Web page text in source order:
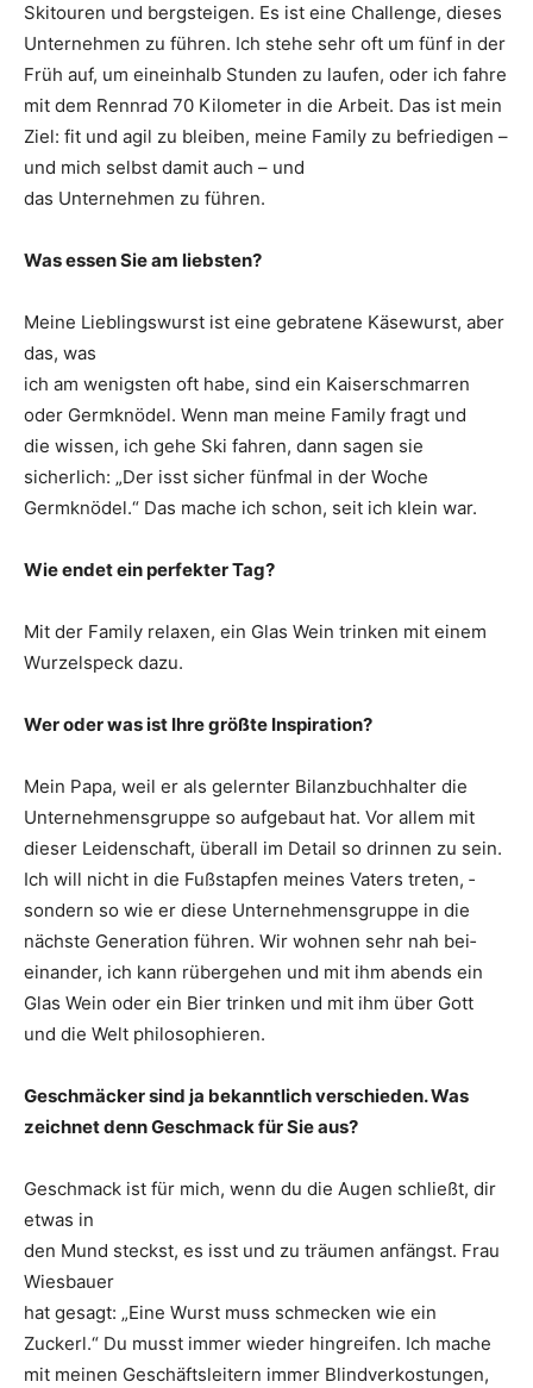
Skitouren und bergsteigen. Es ist eine Challenge, dieses
Unter­nehmen zu führen. Ich stehe sehr oft um fünf in der
Früh auf, um eineinhalb Stunden zu laufen, oder ich fahre
mit dem Rennrad 70 Kilometer in die Arbeit. Das ist mein
Ziel: fit und agil zu bleiben, meine Family zu befriedigen –
und mich selbst damit auch – und
das Unternehmen zu führen.
Was essen Sie am liebsten?
Meine Lieblingswurst ist eine ­gebratene Käsewurst, aber
das, was
ich am wenigsten oft habe, sind ein Kaiserschmarren
oder Germknödel. Wenn man meine Family fragt und
die wissen, ich gehe Ski fahren, dann sagen sie
sicherlich: „Der isst sicher fünfmal in der Woche
Germknödel.“ Das mache ich schon, seit ich klein war.
Wie endet ein perfekter Tag?
Mit der Family relaxen, ein Glas Wein trinken mit einem
Wurzelspeck dazu.
Wer oder was ist Ihre größte ­Inspiration?
Mein Papa, weil er als gelernter Bilanzbuchhalter die
Unternehmensgruppe so aufgebaut hat. Vor allem mit
dieser Leidenschaft, überall im Detail so drinnen zu sein.
Ich will nicht in die Fußstapfen meines Vaters treten, ­
sondern so wie er diese Unternehmens­gruppe in die
nächste Generation ­führen. Wir wohnen sehr nah bei­
einander, ich kann rübergehen und mit ihm abends ein
Glas Wein oder ein Bier trinken und mit ihm über Gott
und die Welt philosophieren.
Geschmäcker sind ja bekanntlich verschieden. Was
zeichnet denn Geschmack für Sie aus?
Geschmack ist für mich, wenn du die Augen schließt, dir
etwas in
den Mund steckst, es isst und zu ­träumen anfängst. Frau
­Wiesbauer
hat gesagt: „Eine Wurst muss ­schmecken wie ein
Zuckerl.“ Du musst immer wieder hingreifen. Ich mache
mit meinen ­Geschäftsleitern immer Blindverkostungen,